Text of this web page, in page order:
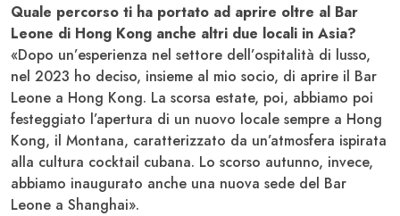
Quale percorso ti ha portato ad aprire oltre al Bar
Leone di Hong Kong anche altri due locali in Asia?
«Dopo un’esperienza nel settore dell’ospitalità di lusso,
nel 2023 ho deciso, insieme al mio socio, di aprire il Bar
Leone a Hong Kong. La scorsa estate, poi, abbiamo poi
festeggiato l’apertura di un nuovo locale sempre a Hong
Kong, il Montana, caratterizzato da un’atmosfera ispirata
alla cultura cocktail cubana. Lo scorso autunno, invece,
abbiamo inaugurato anche una nuova sede del Bar
Leone a Shanghai».